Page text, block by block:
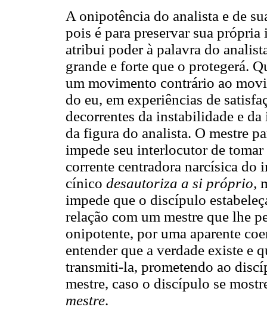
A onipotência do analista e de
pois é para preservar sua
atribui poder à palavra do
grande e forte que o protegerá.
um movimento contrário ao
do eu, em experiências de
decorrentes da instabilidade e
da figura do analista. O mestre
impede seu interlocutor de
corrente centradora narcísica do
cínico desautoriza a si próprio,
impede que o discípulo
relação com um mestre que lhe
onipotente, por uma aparente
entender que a verdade existe e
transmiti-la, prometendo ao
mestre, caso o discípulo se
mestre.